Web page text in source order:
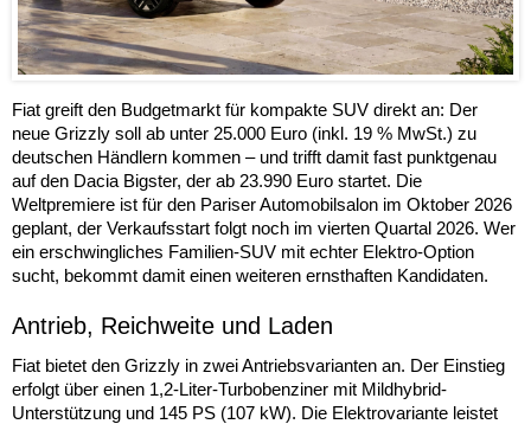
Fiat greift den Budgetmarkt für kompakte SUV direkt an: Der
neue Grizzly soll ab unter 25.000 Euro (inkl. 19 % MwSt.) zu
deutschen Händlern kommen – und trifft damit fast punktgenau
auf den Dacia Bigster, der ab 23.990 Euro startet. Die
Weltpremiere ist für den Pariser Automobilsalon im Oktober 2026
geplant, der Verkaufsstart folgt noch im vierten Quartal 2026. Wer
ein erschwingliches Familien-SUV mit echter Elektro-Option
sucht, bekommt damit einen weiteren ernsthaften Kandidaten.
Antrieb, Reichweite und Laden
Fiat bietet den Grizzly in zwei Antriebsvarianten an. Der Einstieg
erfolgt über einen 1,2-Liter-Turbobenziner mit Mildhybrid-
Unterstützung und 145 PS (107 kW). Die Elektrovariante leistet